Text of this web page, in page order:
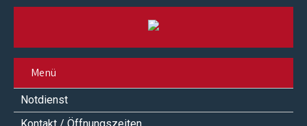
Menü
Notdienst